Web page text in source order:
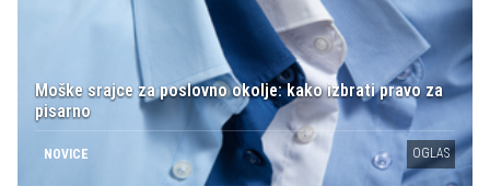
Moške srajce za poslovno okolje: kako izbrati pravo za
pisarno
NOVICE OGLAS